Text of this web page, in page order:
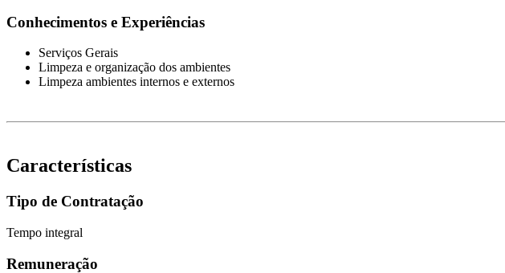
Conhecimentos e Experiências
Serviços Gerais
Limpeza e organização dos ambientes
Limpeza ambientes internos e externos
Características
Tipo de Contratação
Tempo integral
Remuneração